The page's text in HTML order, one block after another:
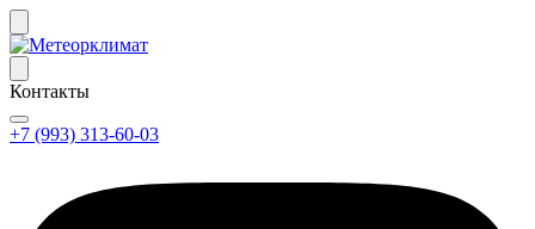
Контакты
+7 (993) 313-60-03